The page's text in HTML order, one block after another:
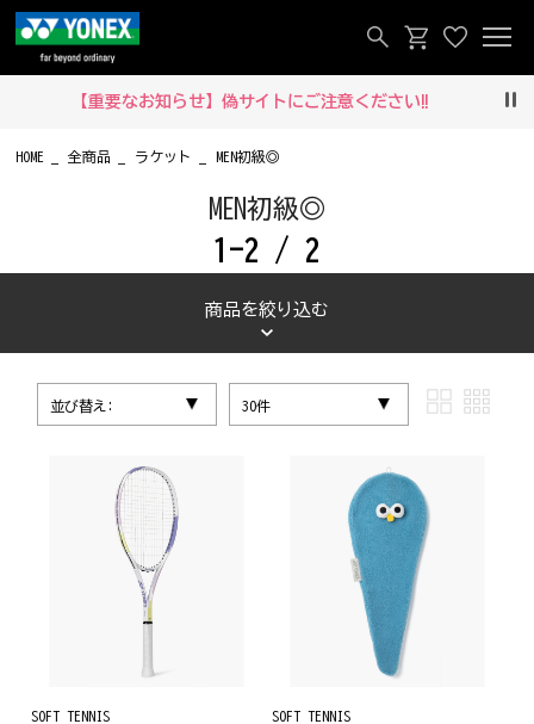
【重要なお知らせ】偽サイトにご注意ください‼
HOME 全商品 ラケット MEN初級◎
MEN初級◎
1-2 / 2
商品を絞り込む
並び替え: 30件
SOFT TENNIS SOFT TENNIS